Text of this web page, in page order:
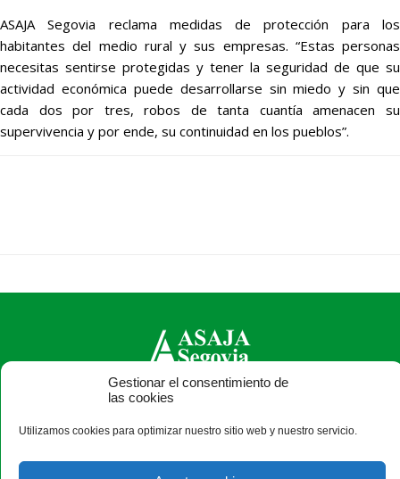
Gestionar el consentimiento de
las cookies
Utilizamos cookies para optimizar nuestro sitio web y nuestro servicio.
ASAJA Segovia reclama medidas de protección para los
habitantes del medio rural y sus empresas. “Estas personas
necesitas sentirse protegidas y tener la seguridad de que su
actividad económica puede desarrollarse sin miedo y sin que
cada dos por tres, robos de tanta cuantía amenacen su
supervivencia y por ende, su continuidad en los pueblos”.
ASAJA Segovia - Jóvenes Agricultores
C/ Bomberos, 10 - 40003 Segovia - España · Tel.: +34 921
asajasegovia@asajasegovia.com